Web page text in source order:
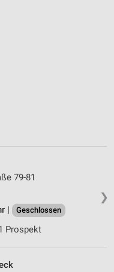
❯
79-81
|
Geschlossen
Prospekt